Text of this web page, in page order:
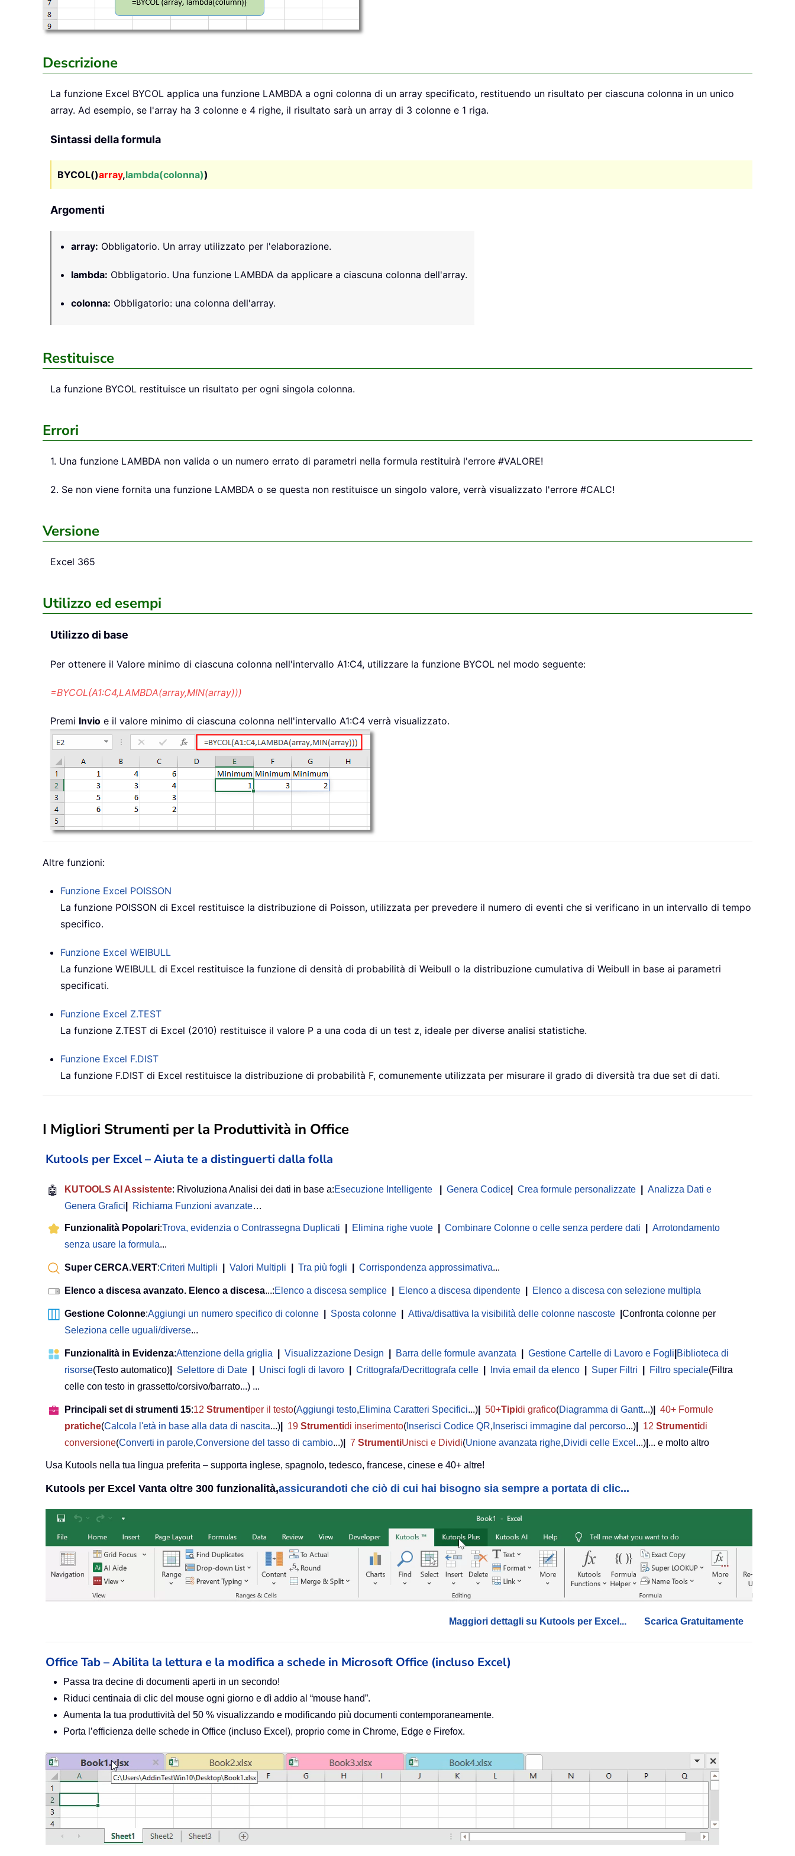
Descrizione
La funzione Excel BYCOL applica una funzione LAMBDA a ogni colonna di un array specificato, restituendo un risultato per ciascuna colonna in un unico
array. Ad esempio, se l'array ha 3 colonne e 4 righe, il risultato sarà un array di 3 colonne e 1 riga.
Sintassi della formula
BYCOL()array,lambda(colonna))
Argomenti
array: Obbligatorio. Un array utilizzato per l'elaborazione.
lambda: Obbligatorio. Una funzione LAMBDA da applicare a ciascuna colonna dell'array.
colonna: Obbligatorio: una colonna dell'array.
Restituisce
La funzione BYCOL restituisce un risultato per ogni singola colonna.
Errori
1. Una funzione LAMBDA non valida o un numero errato di parametri nella formula restituirà l'errore #VALORE!
2. Se non viene fornita una funzione LAMBDA o se questa non restituisce un singolo valore, verrà visualizzato l'errore #CALC!
Versione
Excel 365
Utilizzo ed esempi
Utilizzo di base
Per ottenere il Valore minimo di ciascuna colonna nell'intervallo A1:C4, utilizzare la funzione BYCOL nel modo seguente:
=BYCOL(A1:C4,LAMBDA(array,MIN(array)))
Premi Invio e il valore minimo di ciascuna colonna nell'intervallo A1:C4 verrà visualizzato.
Altre funzioni:
Funzione Excel POISSON
La funzione POISSON di Excel restituisce la distribuzione di Poisson, utilizzata per prevedere il numero di eventi che si verificano in un intervallo di tempo
specifico.
Funzione Excel WEIBULL
La funzione WEIBULL di Excel restituisce la funzione di densità di probabilità di Weibull o la distribuzione cumulativa di Weibull in base ai parametri
specificati.
Funzione Excel Z.TEST
La funzione Z.TEST di Excel (2010) restituisce il valore P a una coda di un test z, ideale per diverse analisi statistiche.
Funzione Excel F.DIST
La funzione F.DIST di Excel restituisce la distribuzione di probabilità F, comunemente utilizzata per misurare il grado di diversità tra due set di dati.
I Migliori Strumenti per la Produttività in Office
Kutools per Excel – Aiuta te a distinguerti dalla folla
🤖 KUTOOLS AI Assistente: Rivoluziona Analisi dei dati in base a:Esecuzione Intelligente Genera Codice Crea formule personalizzate
Analizza Dati e
Genera Grafici
Richiama Funzioni avanzate…
Funzionalità Popolari:Trova, evidenzia o Contrassegna Duplicati Elimina righe vuote Combinare Colonne o celle senza perdere dati
Arrotondamento
senza usare la formula...
Super CERCA.VERT:Criteri Multipli Valori Multipli Tra più fogli Corrispondenza approssimativa...
Elenco a discesa avanzato. Elenco a discesa...:Elenco a discesa semplice Elenco a discesa dipendente Elenco a discesa con selezione multipla
Gestione Colonne:Aggiungi un numero specifico di colonne Sposta colonne Attiva/disattiva la visibilità delle colonne nascoste
Confronta colonne per
Seleziona celle uguali/diverse...
Funzionalità in Evidenza:Attenzione della griglia Visualizzazione Design Barra delle formule avanzata Gestione Cartelle di Lavoro e Fogli Biblioteca di
risorse(Testo automatico) Selettore di Date Unisci fogli di lavoro Crittografa/Decrittografa celle Invia email da elenco Super Filtri Filtro speciale(Filtra
celle con testo in grassetto/corsivo/barrato...) ...
Principali set di strumenti 15:12 Strumentiper il testo(Aggiungi testo,Elimina Caratteri Specifici...) 50+Tipidi grafico(Diagramma di Gantt...)
40+ Formule
pratiche(Calcola l'età in base alla data di nascita...) 19 Strumentidi inserimento( Inserisci Codice QR, Inserisci immagine dal percorso...) 12 Strumentidi
conversione(Converti in parole,Conversione del tasso di cambio...) 7 StrumentiUnisci e Dividi(Unione avanzata righe,Dividi celle Excel ...) ... e molto altro
Usa Kutools nella tua lingua preferita – supporta inglese, spagnolo, tedesco, francese, cinese e 40+ altre!
Kutools per Excel Vanta oltre 300 funzionalità,assicurandoti che ciò di cui hai bisogno sia sempre a portata di clic...
Maggiori dettagli su Kutools per Excel... Scarica Gratuitamente
Office Tab – Abilita la lettura e la modifica a schede in Microsoft Office (incluso Excel)
Passa tra decine di documenti aperti in un secondo!
Riduci centinaia di clic del mouse ogni giorno e dì addio al “mouse hand”.
Aumenta la tua produttività del 50 % visualizzando e modificando più documenti contemporaneamente.
Porta l’efficienza delle schede in Office (incluso Excel), proprio come in Chrome, Edge e Firefox.